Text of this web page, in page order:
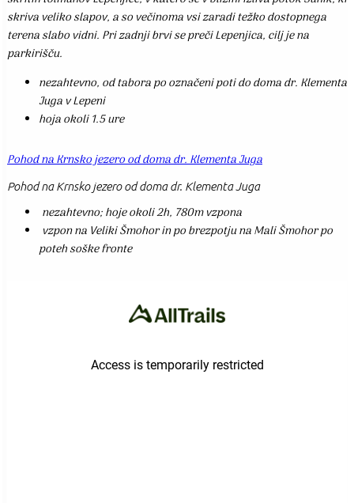
skriva veliko slapov, a so večinoma vsi zaradi težko dostopnega
terena slabo vidni. Pri zadnji brvi se preči Lepenjica, cilj je na
parkirišču.
nezahtevno, od tabora po označeni poti do doma dr. Klementa
Juga v Lepeni
hoja okoli 1.5 ure
Pohod na Krnsko jezero od doma dr. Klementa Juga
Pohod na Krnsko jezero od doma dr. Klementa Juga
nezahtevno; hoje okoli 2h, 780m vzpona
vzpon na Veliki Šmohor in po brezpotju na Mali Šmohor po
poteh soške fronte